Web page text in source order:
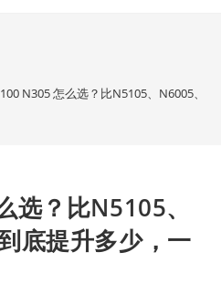
N305 怎么选？比N5105、N6005、
？比N5105、
底提升多少，一